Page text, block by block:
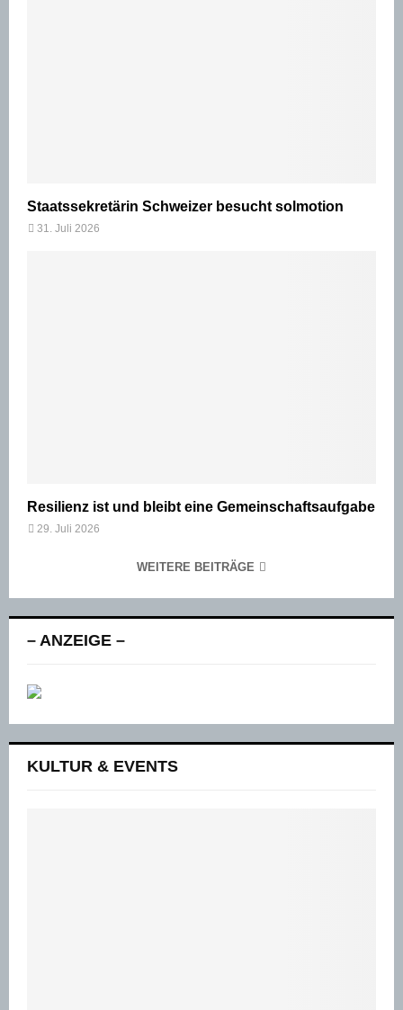
Staatssekretärin Schweizer besucht solmotion
31. Juli 2026
Resilienz ist und bleibt eine Gemeinschaftsaufgabe
29. Juli 2026
WEITERE BEITRÄGE
– ANZEIGE –
KULTUR & EVENTS